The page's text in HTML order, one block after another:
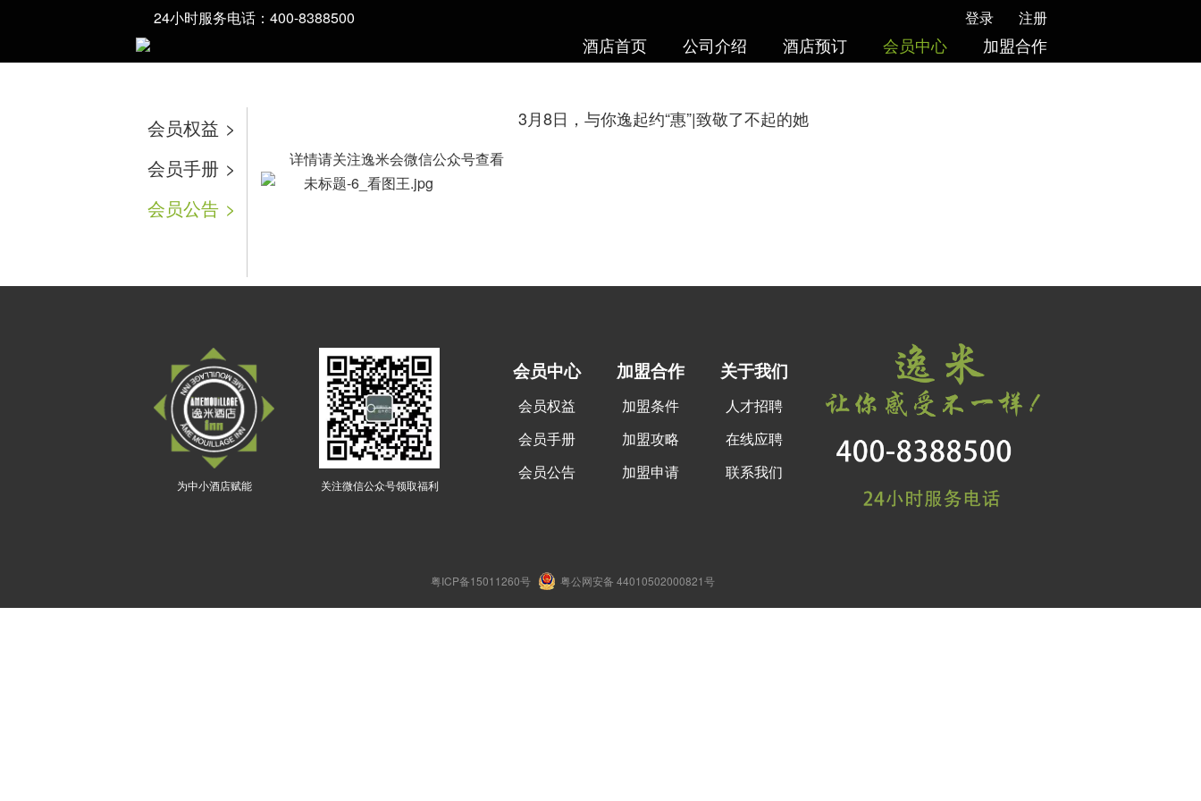
24小时服务电话：400-8388500 登录 注册
酒店首页 公司介绍 酒店预订 会员中心 加盟合作
会员权益 >
会员手册 >
会员公告 >
3月8日，与你逸起约“惠”|致敬了不起的她
详情请关注逸米会微信公众号查看
为中小酒店赋能 关注微信公众号领取福利
会员中心
会员权益
会员手册
会员公告
加盟合作
加盟条件
加盟攻略
加盟申请
关于我们
人才招聘
在线应聘
联系我们
粤ICP备15011260号 粤公网安备 44010502000821号